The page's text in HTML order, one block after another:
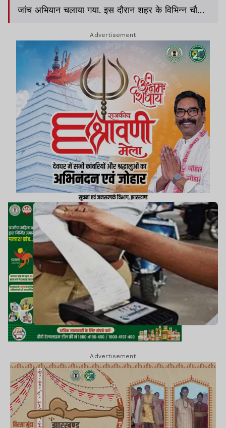
जांच अभियान चलाया गया. इस दौरान शहर के विभिन्न चौक-
वाले वाहन चालकों के खिलाफ मोटरयान अधिनियम के तहत
कार्रवाई की गई.
Advertisement
Advertisement